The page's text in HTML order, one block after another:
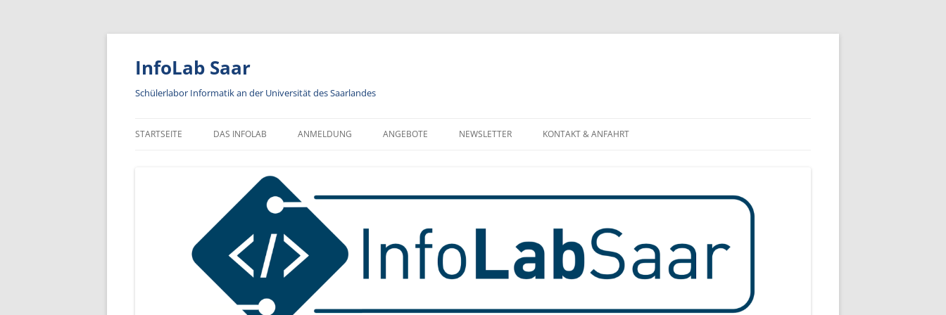
Zum
springen
InfoLab Saar
Schülerlabor Informatik an der Universität des Saarlandes
STARTSEITE DAS INFOLAB ANMELDUNG
INFORMATIONEN ZUR
ANMELDUNG
ANMELDUNG FÜR KLASSEN
ANGEBOTE
BERUFSORIENTIERUNG
NEWSLETTER
NEWSLETTER FÜR LEHRKRÄFTE
KONTAKT & ANFAHRT